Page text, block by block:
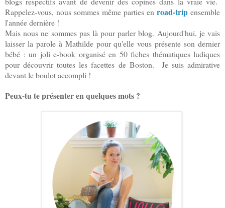
Rappelez-vous, nous sommes même parties en road-trip ensemble
l'année dernière !
Mais nous ne sommes pas là pour parler blog. Aujourd'hui, je vais
laisser la parole à Mathilde pour qu'elle vous présente son dernier
bébé : un joli e-book organisé en 50 fiches thématiques ludiques
pour découvrir toutes les facettes de Boston. Je suis admirative
devant le boulot accompli !
Peux-tu te présenter en quelques mots ?